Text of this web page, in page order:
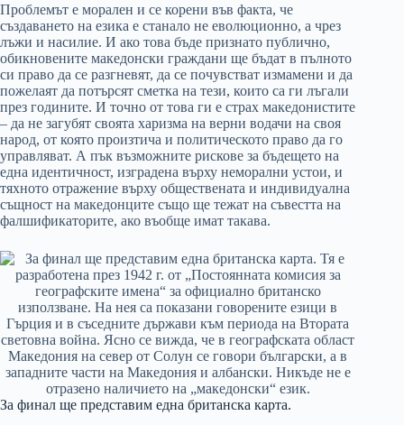
Проблемът е морален и се корени във факта, че
създаването на езика е станало не еволюционно, а чрез
лъжи и насилие. И ако това бъде признато публично,
обикновените македонски граждани ще бъдат в пълното
си право да се разгневят, да се почувстват измамени и да
пожелаят да потърсят сметка на тези, които са ги лъгали
през годините. И точно от това ги е страх македонистите
– да не загубят своята харизма на верни водачи на своя
народ, от която произтича и политическото право да го
управляват. А пък възможните рискове за бъдещето на
една идентичност, изградена върху неморални устои, и
тяхното отражение върху обществената и индивидуална
същност на македонците също ще тежат на съвестта на
фалшификаторите, ако въобще имат такава.
За финал ще представим една британска карта.